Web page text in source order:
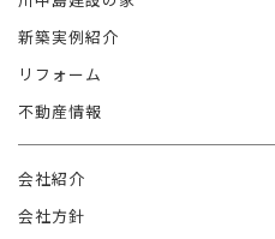
新築実例紹介
リフォーム
不動産情報
会社紹介
会社方針